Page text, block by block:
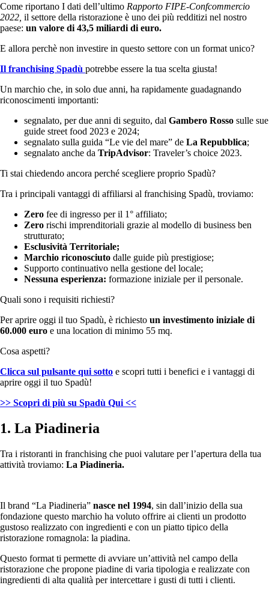
Come riportano I dati dell’ultimo Rapporto FIPE-Confcommercio
2022, il settore della ristorazione è uno dei più redditizi nel nostro
paese: un valore di 43,5 miliardi di euro.
E allora perchè non investire in questo settore con un format unico?
Il franchising Spadù potrebbe essere la tua scelta giusta!
Un marchio che, in solo due anni, ha rapidamente guadagnando
riconoscimenti importanti:
segnalato, per due anni di seguito, dal Gambero Rosso sulle sue
guide street food 2023 e 2024;
segnalato sulla guida “Le vie del mare” de La Repubblica;
segnalato anche da TripAdvisor: Traveler’s choice 2023.
Ti stai chiedendo ancora perché scegliere proprio Spadù?
Tra i principali vantaggi di affiliarsi al franchising Spadù, troviamo:
Zero fee di ingresso per il 1° affiliato;
Zero rischi imprenditoriali grazie al modello di business ben
strutturato;
Esclusività Territoriale;
Marchio riconosciuto dalle guide più prestigiose;
Supporto continuativo nella gestione del locale;
Nessuna esperienza: formazione iniziale per il personale.
Quali sono i requisiti richiesti?
Per aprire oggi il tuo Spadù, è richiesto un investimento iniziale di
60.000 euro e una location di minimo 55 mq.
Cosa aspetti?
Clicca sul pulsante qui sotto e scopri tutti i benefici e i vantaggi di
aprire oggi il tuo Spadù!
>> Scopri di più su Spadù Qui <<
1. La Piadineria
Tra i ristoranti in franchising che puoi valutare per l’apertura della tua
attività troviamo: La Piadineria.
Il brand “La Piadineria” nasce nel 1994, sin dall’inizio della sua
fondazione questo marchio ha voluto offrire ai clienti un prodotto
gustoso realizzato con ingredienti e con un piatto tipico della
ristorazione romagnola: la piadina.
Questo format ti permette di avviare un’attività nel campo della
ristorazione che propone piadine di varia tipologia e realizzate con
ingredienti di alta qualità per intercettare i gusti di tutti i clienti.